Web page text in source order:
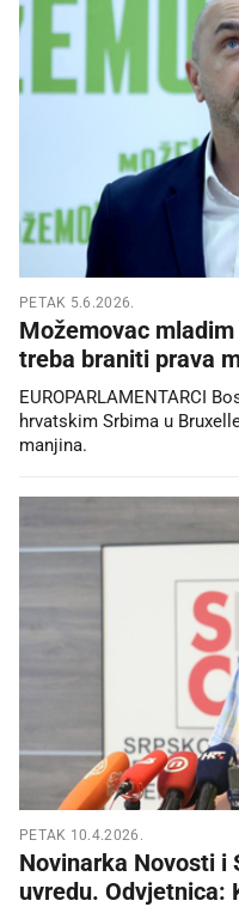
PETAK 5.6.2026.
Možemovac
treba braniti prava
EUROPARLAMENTARCI
hrvatskim Srbima u
manjina.
PETAK 10.4.2026.
Novinarka Novosti i
uvredu. Odvjetnica: